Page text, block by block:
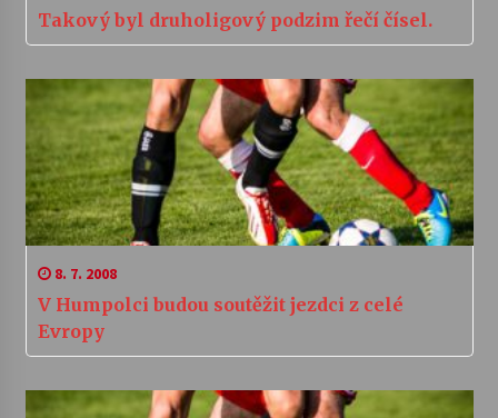
Takový byl druholigový podzim řečí čísel.
8. 7. 2008
V Humpolci budou soutěžit jezdci z celé
Evropy